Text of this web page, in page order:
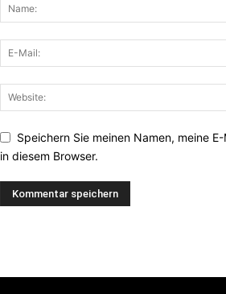
Speichern Sie meinen Namen, meine
in diesem Browser.